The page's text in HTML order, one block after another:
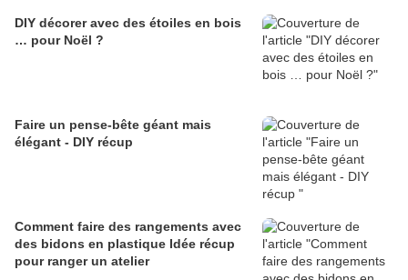
DIY décorer avec des étoiles en bois
… pour Noël ?
Faire un pense-bête géant mais
élégant - DIY récup
Comment faire des rangements avec
des bidons en plastique Idée récup
pour ranger un atelier